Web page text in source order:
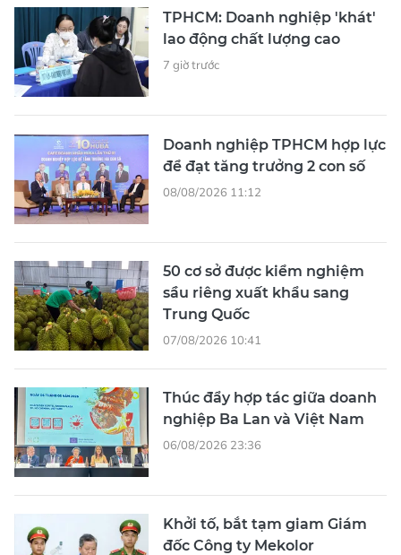
TPHCM: Doanh nghiệp 'khát'
lao động chất lượng cao
7 giờ trước
Doanh nghiệp TPHCM hợp lực
để đạt tăng trưởng 2 con số
08/08/2026 11:12
50 cơ sở được kiểm nghiệm
sầu riêng xuất khẩu sang
Trung Quốc
07/08/2026 10:41
Thúc đẩy hợp tác giữa doanh
nghiệp Ba Lan và Việt Nam
06/08/2026 23:36
Khởi tố, bắt tạm giam Giám
đốc Công ty Mekolor